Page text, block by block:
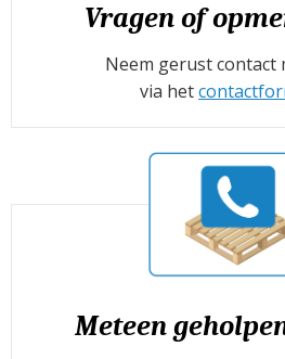
Vragen of
Neem gerust contact
via het
Meteen